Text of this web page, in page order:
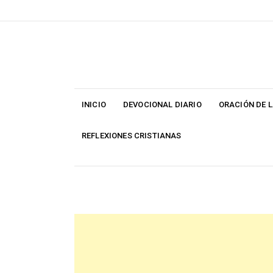
to
INICIO DEVOCIONAL DIARIO ORACIÓN DE
REFLEXIONES CRISTIANAS